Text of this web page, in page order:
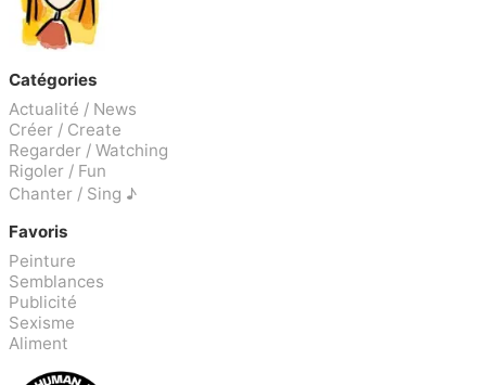
Catégories
Actualité / News
Créer / Create
Regarder / Watching
Rigoler / Fun
Chanter / Sing ♪
Favoris
Peinture
Semblances
Publicité
Sexisme
Aliment